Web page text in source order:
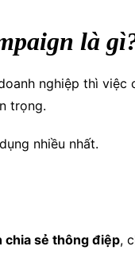
là
nghiệp thì việc
trọng.
nhiều nhất.
chia sẻ thông điệp,